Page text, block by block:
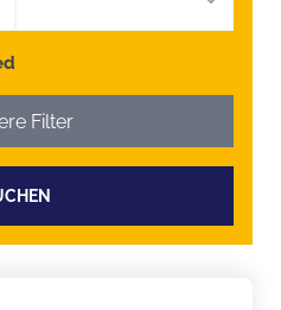
Filter